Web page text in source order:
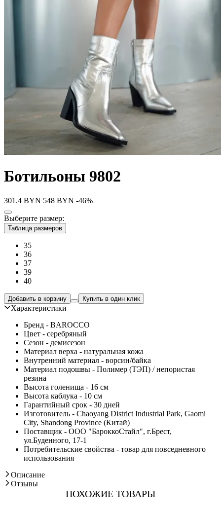
Ботильоны 9802
301.4 BYN 548 BYN -46%
Выберите размер:
Таблица размеров
35
36
37
39
40
Добавить в корзину Купить в один клик
Характеристики
Бренд - BAROCCO
Цвет - серебряный
Сезон - демисезон
Материал верха - натуральная кожа
Внутренний материал - ворсин/байка
Материал подошвы - Полимер (ТЭП) / непористая
резина
Высота голенища - 16 см
Высота каблука - 10 см
Гарантийный срок - 30 дней
Изготовитель - Chaoyang District Industrial Park, Gaomi
City, Shandong Province (Китай)
Поставщик - ООО "БароккоСтайл", г.Брест,
ул.Буденного, 17-1
Потребительские свойства - товар для повседневного
использования
Описание
Отзывы
ПОХОЖИЕ ТОВАРЫ